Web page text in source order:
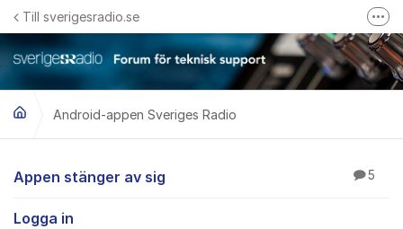
Hoppa till innehåll
Till sverigesradio.se
Frågor & svar om Sveriges Radio
Felanmäl problem med radiomottagning hos Teracom
Android-appen Sveriges Radio
Android-appen
Appen stänger av sig 5
Logga in